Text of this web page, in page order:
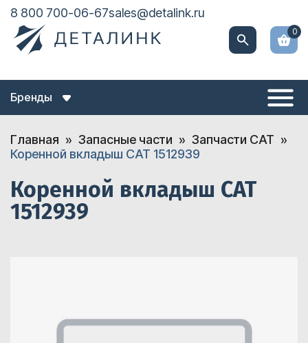
8 800 700-06-67sales@detalink.ru
0
Бренды
Главная Запасные части
Запчасти CAT
Коренной вкладыш CAT 1512939
Коренной вкладыш CAT
1512939